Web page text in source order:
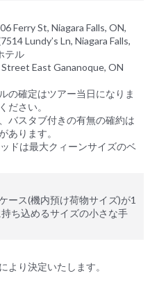
Ferry St, Niagara Falls, ON,
Lundy’s Ln, Niagara Falls,
テル
East Gananoque, ON
の確定はツアー当日になりま
ださい。
バスタブ付きの有無の確約は
あります。
ドは最大クィーンサイズのベ
ース(機内預け荷物サイズ)が1
ち込めるサイズの小さな手
より決定いたします。